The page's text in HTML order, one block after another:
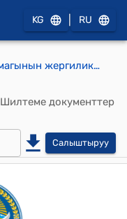
KG RU
Күн-Чыгыш айыл аймагынын жергиликтүү кенешинин 2024-жылдын 27 июнундагы № 17 "Күн-Чыгыш айыл аймагына караштуу калктуу конуштарга, көчөлөргө, парктарга (эс алуучу жайларга), муниципалдык мекеме ишканаларга, билим берүү мекемелерине ысым ыйгаруунун, алардын аталыштарын өзгөртүүнүн тартиби жөнүндө Жобону бекитүү жөнүндө " Токтому
Шилтеме документтер
Салыштыруу